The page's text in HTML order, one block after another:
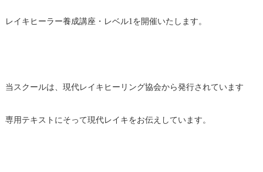
レイキヒーラー養成講座・レベル1を開催いたします。
当スクールは、現代レイキヒーリング協会から発行されています
専用テキストにそって現代レイキをお伝えしています。